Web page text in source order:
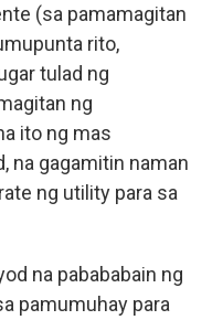
(sa pamamagitan
rito,
tulad ng
ng
ito ng mas
na gagamitin naman
ng utility para sa
na pabababain ng
pamumuhay para